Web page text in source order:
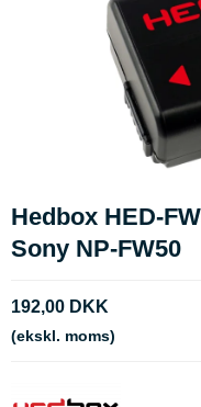
Hedbox HED-
Sony NP-FW50
192,00 DKK
(ekskl. moms)